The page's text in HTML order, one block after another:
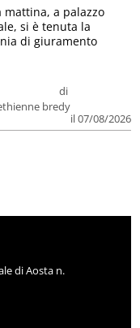
di
bredy
il 07/08/2026
mattina, a palazzo
si è tenuta la
di giuramento
di Aosta n.